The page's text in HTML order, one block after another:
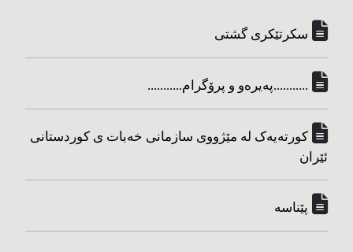
سکرتێکری گشتی
...........په‌یره‌و و پرۆگرام...........
کورته‌یه‌ک له مێژووی سازمانی خه‌بات ی کوردستانی
ئێران
پێناسه‌